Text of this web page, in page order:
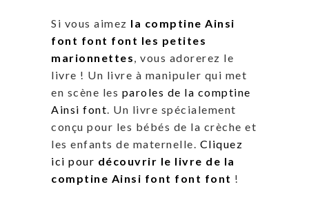
Si vous aimez la comptine Ainsi
font font font les petites
marionnettes , vous adorerez le
livre ! Un livre à manipuler qui met
en scène les paroles de la comptine
Ainsi font . Un livre spécialement
conçu pour les bébés de la crèche et
les enfants de maternelle. Cliquez
ici pour découvrir le livre de la
comptine Ainsi font font font !